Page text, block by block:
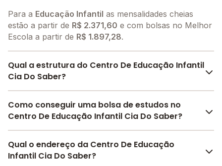
Para a Educação Infantil as mensalidades cheias
estão a partir de R$ 2.371,60 e com bolsas no Melhor
Escola a partir de R$ 1.897,28.
Qual a estrutura do Centro De Educação Infantil
Cia Do Saber?
O Centro De Educação Infantil Cia Do Saber oferece
toda a estrutura necessária para o conforto e
Berçário, Parquinho, Sala de leitura, Refeitório, Pátio
Descoberto, Internet, entre outras estruturas.
Como conseguir uma bolsa de estudos no
Centro De Educação Infantil Cia Do Saber?
O Melhor Escola oferece descontos para o Centro De
Educação Infantil Cia Do Saber a partir de
Qual o endereço da Centro De Educação
Infantil Cia Do Saber?